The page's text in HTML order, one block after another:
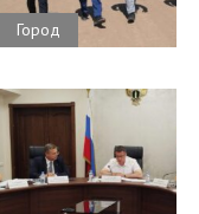
Город